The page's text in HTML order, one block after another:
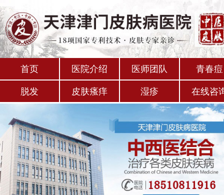
首页 医院介绍 医师团队 青春痘
脱发 皮肤瘙痒 湿疹 在线咨